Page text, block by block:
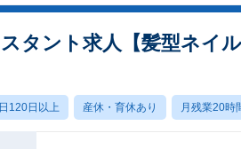
タント求人【髪型ネイル
120日以上 産休・育休あり 月残業20時